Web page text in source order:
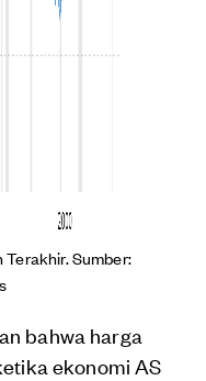
Sumber:
bahwa harga
ekonomi AS